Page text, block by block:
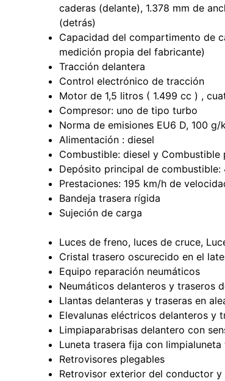
caderas (delante), 1.378 mm de
(detrás)
Capacidad del compartimento de
medición propia del fabricante)
Tracción delantera
Control electrónico de tracción
Motor de 1,5 litros ( 1.499 cc ) ,
Compresor: uno de tipo turbo
Norma de emisiones EU6 D, 100
Alimentación : diesel
Combustible: diesel y Combustible
Depósito principal de combustible:
Prestaciones: 195 km/h de
Bandeja trasera rígida
Sujeción de carga
Luces de freno, luces de cruce,
Cristal trasero oscurecido en el
Equipo reparación neumáticos
Neumáticos delanteros y traseros
Llantas delanteras y traseras en
Elevalunas eléctricos delanteros y
Limpiaparabrisas delantero con
Luneta trasera fija con
Retrovisores plegables
Retrovisor exterior del conductor